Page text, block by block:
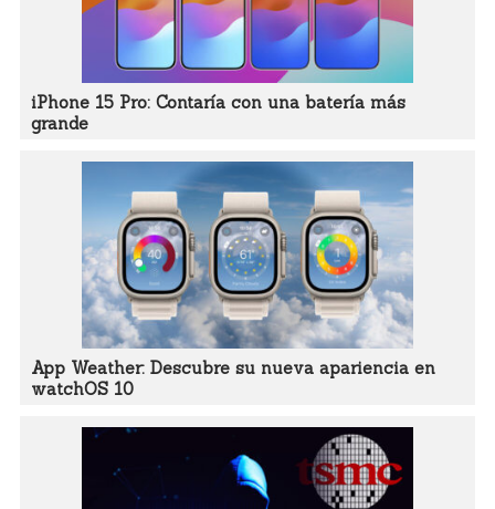
iPhone 15 Pro: Contaría con una batería más
grande
App Weather: Descubre su nueva apariencia en
watchOS 10